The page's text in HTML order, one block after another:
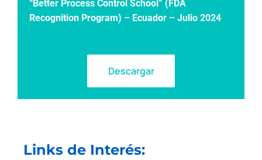
“Better Process Control School” (FDA
Recognition Program) – Ecuador – Julio 2024
Descargar
Links de Interés: